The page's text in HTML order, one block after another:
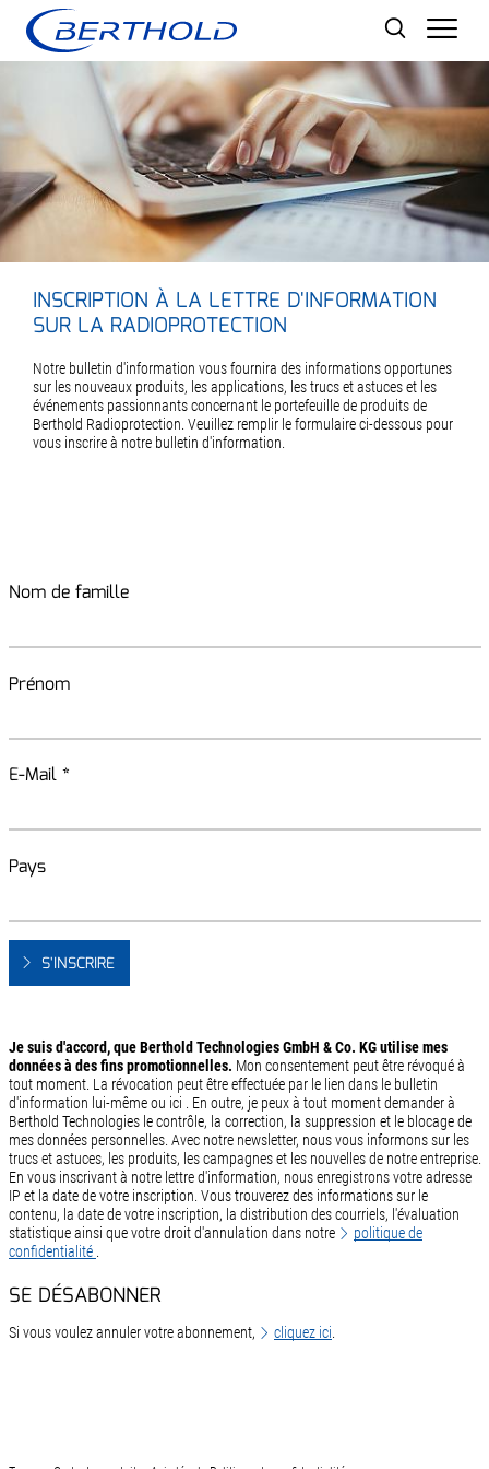
INSCRIPTION À LA LETTRE D'INFORMATION
SUR LA RADIOPROTECTION
Notre bulletin d'information vous fournira des informations opportunes
sur les nouveaux produits, les applications, les trucs et astuces et les
événements passionnants concernant le portefeuille de produits de
Berthold Radioprotection. Veuillez remplir le formulaire ci-dessous pour
vous inscrire à notre bulletin d'information.
Nom de famille
Prénom
E-Mail *
Pays
S'INSCRIRE
Je suis d'accord, que Berthold Technologies GmbH & Co. KG utilise mes
données à des fins promotionnelles. Mon consentement peut être révoqué à
tout moment. La révocation peut être effectuée par le lien dans le bulletin
d'information lui-même ou ici
. En outre, je peux à tout moment demander à
Berthold Technologies le contrôle, la correction, la suppression et le blocage de
mes données personnelles. Avec notre newsletter, nous vous informons sur les
trucs et astuces, les produits, les campagnes et les nouvelles de notre entreprise.
En vous inscrivant à notre lettre d'information, nous enregistrons votre adresse
IP et la date de votre inscription. Vous trouverez des informations sur le
contenu, la date de votre inscription, la distribution des courriels, l'évaluation
statistique ainsi que votre droit d'annulation dans notre
politique de
confidentialité
SE DÉSABONNER
Si vous voulez annuler votre abonnement, cliquez ici